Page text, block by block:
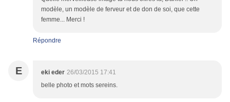
modèle, un modèle de ferveur et de don de soi, que cette
femme... Merci !
Répondre
E eki eder 26/03/2015 17:41
belle photo et mots sereins.